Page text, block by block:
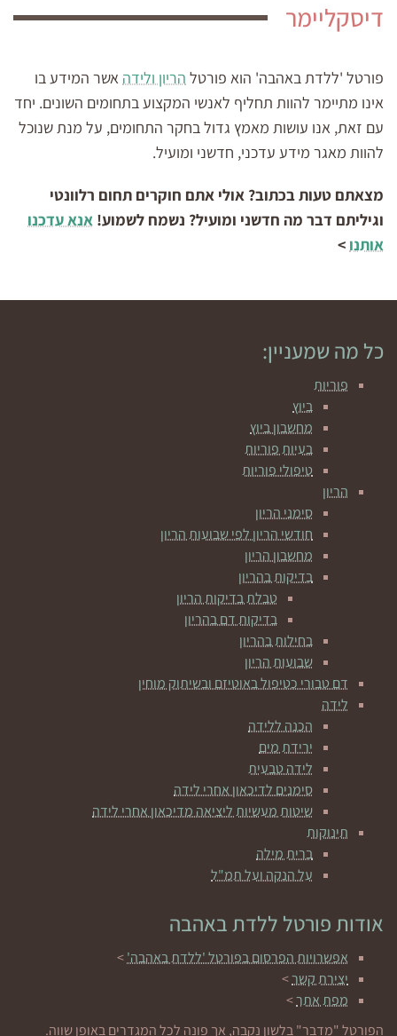
דיסקליימר
פורטל 'ללדת באהבה' הוא פורטל הריון ולידה אשר המידע בו
אינו מתיימר להוות תחליף לאנשי המקצוע בתחומים השונים. יחד
עם זאת, אנו עושות מאמץ גדול בחקר התחומים, על מנת שנוכל
להוות מאגר מידע עדכני, חדשני ומועיל.
מצאתם טעות בכתוב? אולי אתם חוקרים תחום רלוונטי
וגיליתם דבר מה חדשני ומועיל? נשמח לשמוע! אנא עדכנו
אותנו >
כל מה שמעניין:
פוריות
ביוץ
מחשבון ביוץ
בעיות פוריות
טיפולי פוריות
הריון
סימני הריון
חודשי הריון לפי שבועות הריון
מחשבון הריון
בדיקות בהריון
טבלת בדיקות הריון
בדיקות דם בהריון
בחילות בהריון
שבועות הריון
דם טבורי כטיפול באוטיזם ובשיתוק מוחין
לידה
הכנה ללידה
ירידת מים
לידה טבעית
סימנים לדיכאון אחרי לידה
שיטות מעשיות ליציאה מדיכאון אחרי לידה
תינוקות
ברית מילה
על הנקה ועל תמ"ל
אודות פורטל ללדת באהבה
אפשרויות הפרסום בפורטל 'ללדת באהבה'>
יצירת קשר>
מפת אתר>
הפורטל "מדבר" בלשון נקבה, אך פונה לכל המגדרים באופן שווה.